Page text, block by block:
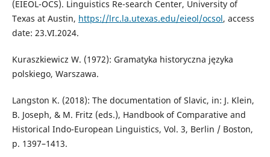
(EIEOL-OCS). Linguistics Re-search Center, University of
Texas at Austin, https://lrc.la.utexas.edu/eieol/ocsol, access
date: 23.VI.2024.
Kuraszkiewicz W. (1972): Gramatyka historyczna języka
polskiego, Warszawa.
Langston K. (2018): The documentation of Slavic, in: J. Klein,
B. Joseph, & M. Fritz (eds.), Handbook of Comparative and
Historical Indo-European Linguistics, Vol. 3, Berlin / Boston,
p. 1397–1413.